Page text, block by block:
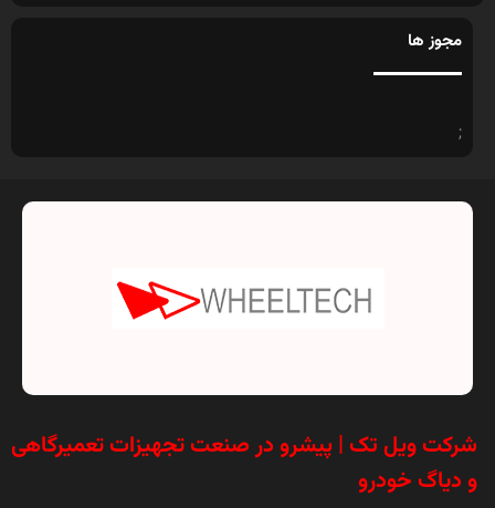
مجوز ها
;
شرکت ویل تک | پیشرو در صنعت تجهیزات تعمیرگاهی
و دیاگ خودرو